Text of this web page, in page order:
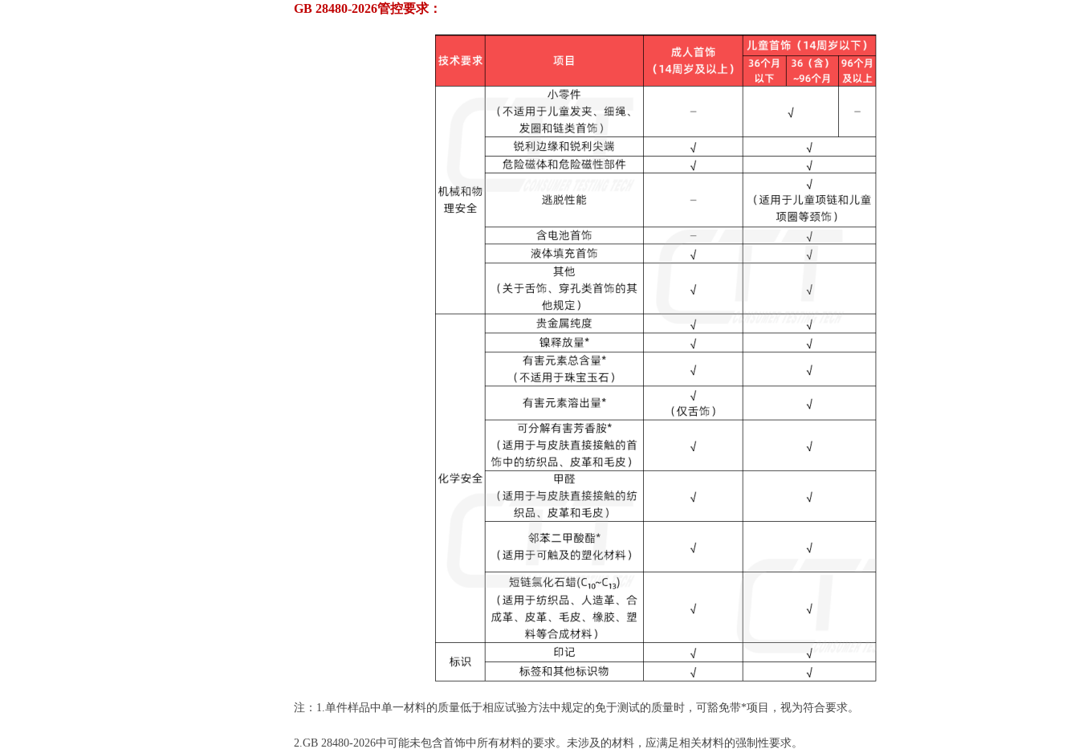
GB 28480-2026管控要求：
注：1.单件样品中单一材料的质量低于相应试验方法中规定的免于测试的质量时，可豁免带*项目，视为符合要求。
2.GB 28480-2026中可能未包含首饰中所有材料的要求。未涉及的材料，应满足相关材料的强制性要求。